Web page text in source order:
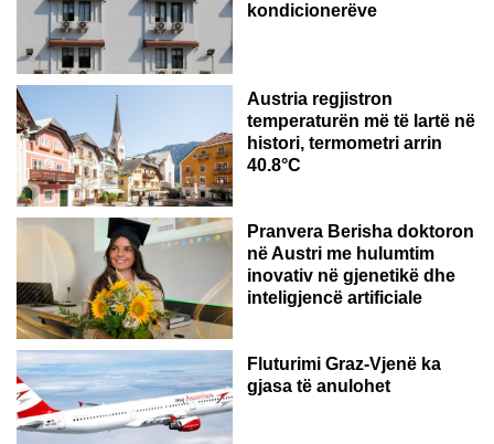
kondicionerëve
Austria regjistron
temperaturën më të lartë në
histori, termometri arrin
40.8°C
AUSTRI
Pranvera Berisha doktoron
në Austri me hulumtim
inovativ në gjenetikë dhe
inteligjencë artificiale
Fluturimi Graz-Vjenë ka
gjasa të anulohet